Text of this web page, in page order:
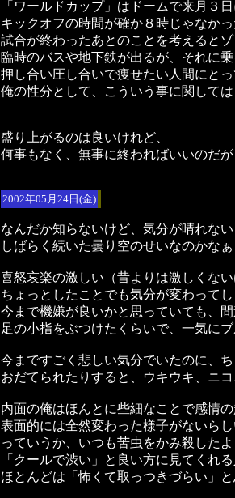
「ワールドカップ」はドームで来月３
キックオフの時間が確か８時じゃなか
試合が終わったあとのことを考えると
臨時のバスや地下鉄が出るが、それに
押し合い圧し合いで痩せたい人間にと
俺の性分として、こういう事に関して
盛り上がるのは良いけれど、
何事もなく、無事に終わればいいのだ
2002年05月24日(金)
なんだか知らないけど、気分が晴れな
しばらく続いた曇り空のせいなのかな
喜怒哀楽の激しい（昔よりは激しくな
ちょっとしたことでも気分が変わって
今まで機嫌が良いかと思っていても、
足の小指をぶつけたくらいで、一気に
今まですごく悲しい気分でいたのに、
おだてられたりすると、ウキウキ、ニ
内面の俺はほんとに些細なことで感情
表面的には全然変わった様子がないら
っていうか、いつも苦虫をかみ殺した
「クールで渋い」と良い方に見てくれ
ほとんどは「怖くて取っつきづらい」